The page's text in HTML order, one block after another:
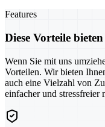
Features
Diese Vorteile
Wenn Sie mit uns
Vorteilen. Wir bieten
auch eine Vielzahl von
einfacher und stressfreier